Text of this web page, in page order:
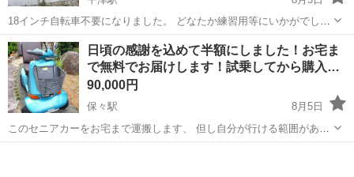
18インチ自転車不要になりました。 どなたか練習用等にいかがでしょ
うか？ 錆、汚れ多数ありますので、メンテされてから乗って頂ければ
と思います。 小学2年生まで乗っていました。
三重 四日市市 平津駅 その他
日頃の感謝を込めて半額にしました！お宅ま
で無料でお届けします！試乗してから購入…
90,000円
保々駅
8月5日
このセニアカーをお宅まで運搬します、 但し自分が行ける範囲があり
ます、 ご住所を知りたいのでコメントを必ずください。 引き取りに来